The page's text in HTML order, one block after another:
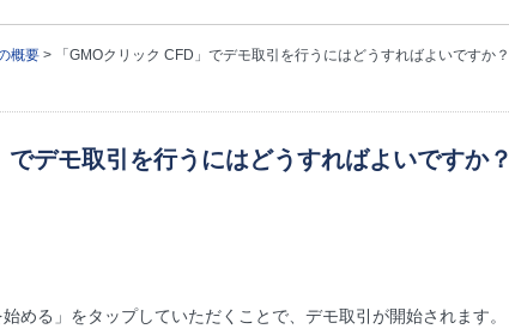
概要 > 「GMOクリック CFD」でデモ取引を行うにはどうすればよいですか？
でデモ取引を行うにはどうすればよいですか？
める」をタップしていただくことで、デモ取引が開始されます。